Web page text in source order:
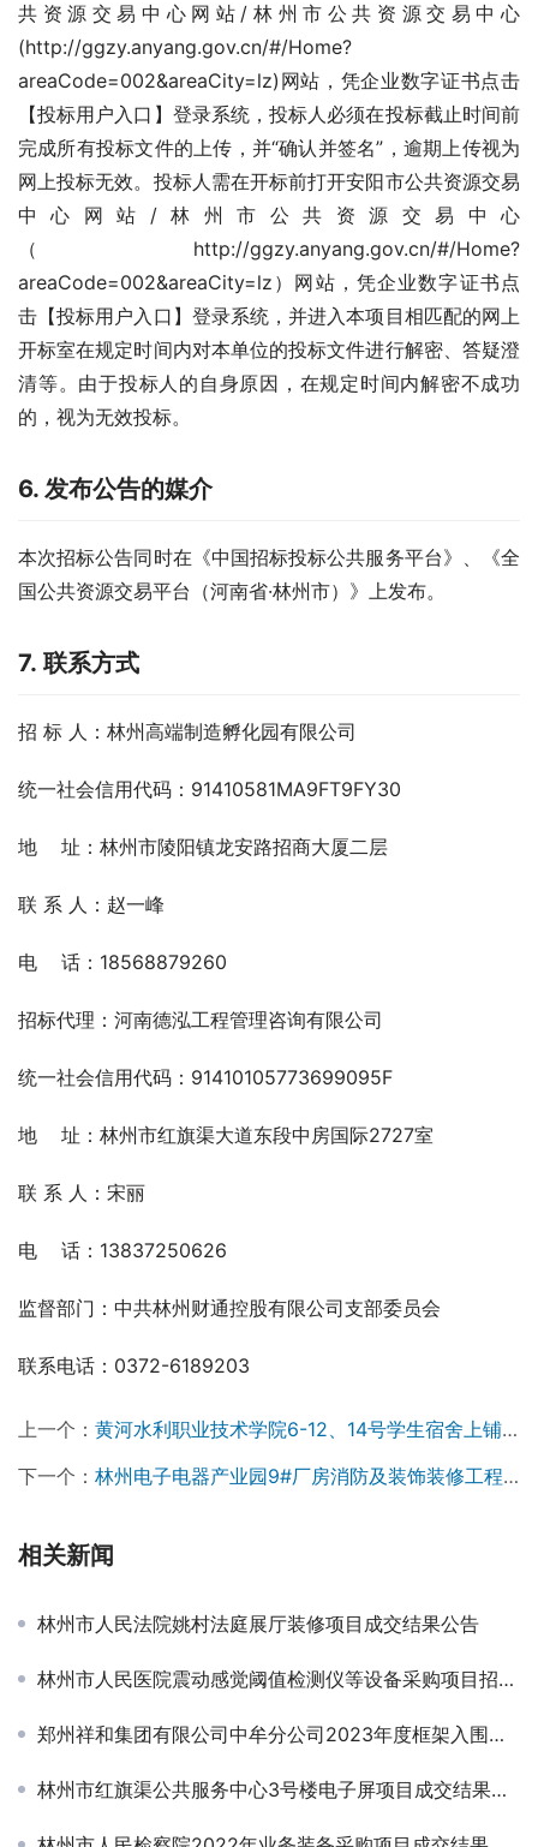
共资源交易中心网站/林州市公共资源交易中心
(http://ggzy.anyang.gov.cn/#/Home?
areaCode=002&areaCity=lz)网站，凭企业数字证书点击
【投标用户入口】登录系统，投标人必须在投标截止时间前
完成所有投标文件的上传，并“确认并签名”，逾期上传视为
网上投标无效。投标人需在开标前打开安阳市公共资源交易
中心网站/林州市公共资源交易中心
（http://ggzy.anyang.gov.cn/#/Home?
areaCode=002&areaCity=lz）网站，凭企业数字证书点
击【投标用户入口】登录系统，并进入本项目相匹配的网上
开标室在规定时间内对本单位的投标文件进行解密、答疑澄
清等。由于投标人的自身原因，在规定时间内解密不成功
的，视为无效投标。
6. 发布公告的媒介
本次招标公告同时在《中国招标投标公共服务平台》、《全
国公共资源交易平台（河南省·林州市）》上发布。
7. 联系方式
招 标 人：林州高端制造孵化园有限公司
统一社会信用代码：91410581MA9FT9FY30
地    址：林州市陵阳镇龙安路招商大厦二层
联 系 人：赵一峰
电    话：18568879260
招标代理：河南德泓工程管理咨询有限公司
统一社会信用代码：91410105773699095F
地    址：林州市红旗渠大道东段中房国际2727室
联 系 人：宋丽
电    话：13837250626
监督部门：中共林州财通控股有限公司支部委员会
联系电话：0372-6189203
上一个： 黄河水利职业技术学院6-12、14号学生宿舍上铺围挡购置项目成交公告
下一个： 林州电子电器产业园9#厂房消防及装饰装修工程监理招标公告
相关新闻
林州市人民法院姚村法庭展厅装修项目成交结果公告
林州市人民医院震动感觉阈值检测仪等设备采购项目招标公告￼
郑州祥和集团有限公司中牟分公司2023年度框架入围项目招标公告￼
林州市红旗渠公共服务中心3号楼电子屏项目成交结果公告